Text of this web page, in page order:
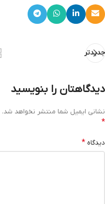
جدیدتر
دیدگاهتان را بنویسید
نشانی ایمیل شما منتشر نخواهد شد.
*
دیدگاه *